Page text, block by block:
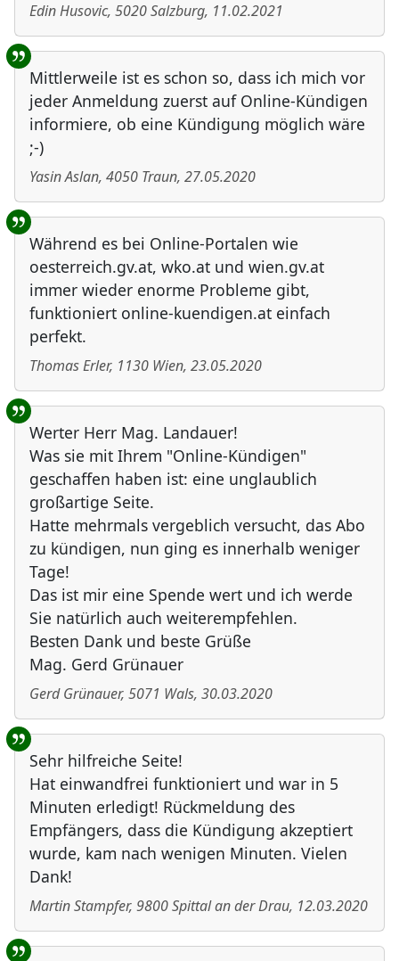
Edin Husovic, 5020Salzburg, 11.02.2021
Mittlerweile ist es schon so, dass ich mich vor
jeder Anmeldung zuerst auf Online-Kündigen
informiere, ob eine Kündigung möglich wäre
;-)
Yasin Aslan, 4050 Traun, 27.05.2020
Während es bei Online-Portalen wie
oesterreich.gv.at, wko.at und wien.gv.at
immer wieder enorme Probleme gibt,
funktioniert online-kuendigen.at einfach
perfekt.
Thomas Erler, 1130 Wien, 23.05.2020
Werter Herr Mag. Landauer!
Was sie mit Ihrem "Online-Kündigen"
geschaffen haben ist: eine unglaublich
großartige Seite.
Hatte mehrmals vergeblich versucht, das Abo
zu kündigen, nun ging es innerhalb weniger
Tage!
Das ist mir eine Spende wert und ich werde
Sie natürlich auch weiterempfehlen.
Besten Dank und beste Grüße
Mag. Gerd Grünauer
Gerd Grünauer, 5071 Wals, 30.03.2020
Sehr hilfreiche Seite!
Hat einwandfrei funktioniert und war in 5
Minuten erledigt! Rückmeldung des
Empfängers, dass die Kündigung akzeptiert
wurde, kam nach wenigen Minuten. Vielen
Dank!
Martin Stampfer, 9800Spittal an der Drau, 12.03.2020